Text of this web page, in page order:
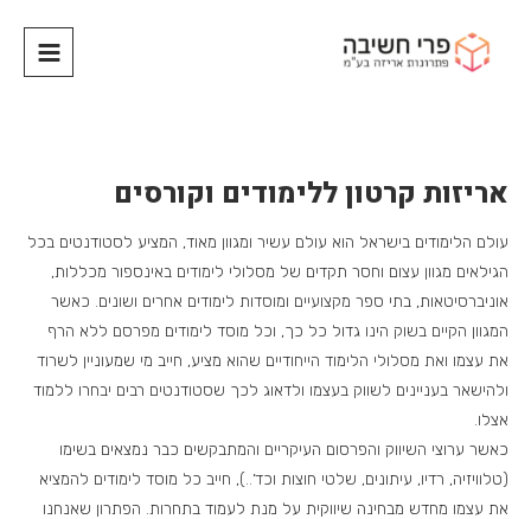
אריזות קרטון ללימודים וקורסים
עולם הלימודים בישראל הוא עולם עשיר ומגוון מאוד, המציע לסטודנטים בכל
הגילאים מגוון עצום וחסר תקדים של מסלולי לימודים באינספור מכללות,
אוניברסיטאות, בתי ספר מקצועיים ומוסדות לימודים אחרים ושונים. כאשר
המגוון הקיים בשוק הינו גדול כל כך, וכל מוסד לימודים מפרסם ללא הרף
את עצמו ואת מסלולי הלימוד הייחודיים שהוא מציע, חייב מי שמעוניין לשרוד
ולהישאר בעניינים לשווק בעצמו ולדאוג לכך שסטודנטים רבים יבחרו ללמוד
אצלו.
כאשר ערוצי השיווק והפרסום העיקריים והמתבקשים כבר נמצאים בשימו
(טלוויזיה, רדיו, עיתונים, שלטי חוצות וכד’..), חייב כל מוסד לימודים להמציא
את עצמו מחדש מבחינה שיווקית על מנת לעמוד בתחרות. הפתרון שאנחנו